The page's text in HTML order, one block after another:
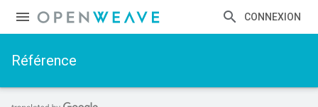
CONNEXION
Référence